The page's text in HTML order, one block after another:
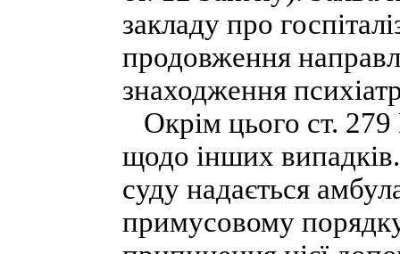
закладу про
продовження
знаходження
Окрім цього ст. 279
щодо інших
суду надається
примусовому